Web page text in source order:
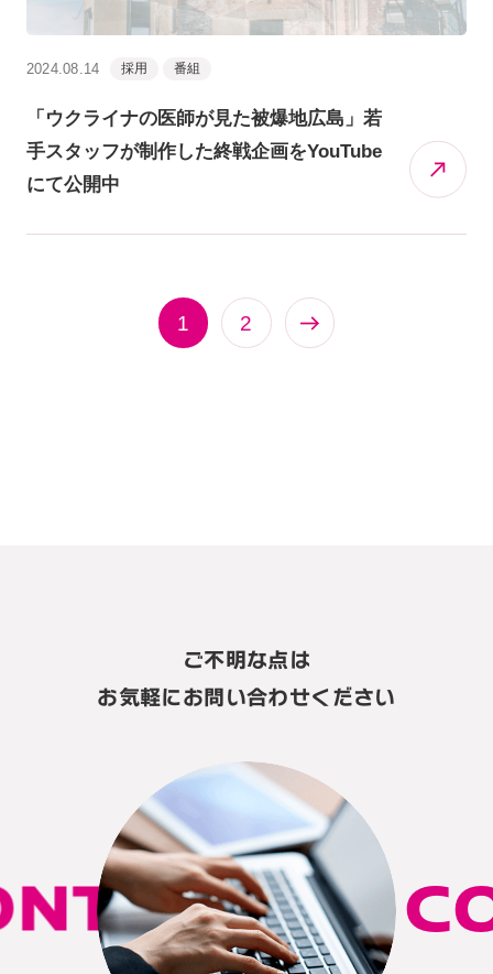
2024.08.14 採用 番組
「ウクライナの医師が見た被爆地広島」若
手スタッフが制作した終戦企画をYouTube
にて公開中
1 2
ご不明な点は
お気軽にお問い合わせください
US